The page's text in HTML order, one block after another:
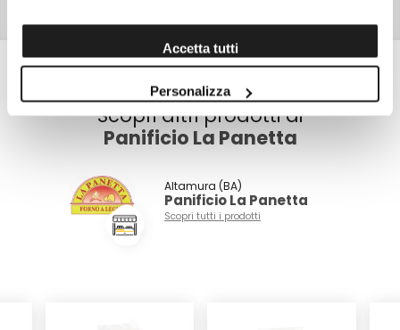
Accetta tutti
Personalizza
Scopri altri prodotti di
Panificio La Panetta
Altamura (BA)
Panificio La Panetta
Scopri tutti i prodotti